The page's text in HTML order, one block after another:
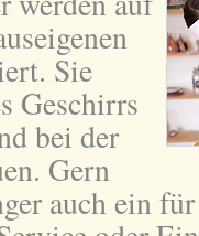
Sie
Geschirrs
bei der
Gern
auch ein